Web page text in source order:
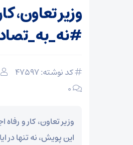
وزیر تعاون،
کد نوشته: 47597
۰
وزیر تعاون، کار و
این پویش، نه‌ تنها در